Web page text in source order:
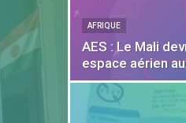
AFRIQUE
AES : Le Mali
espace aérien